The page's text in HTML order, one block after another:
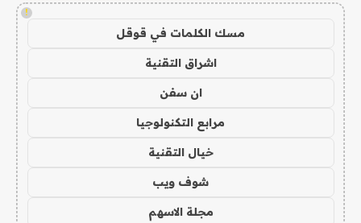
!
مسك الكلمات في قوقل
اشراق التقنية
ان سفن
مرابع التكنولوجيا
خيال التقنية
شوف ويب
مجلة الاسهم